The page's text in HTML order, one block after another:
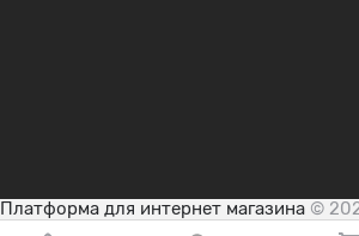
Платформа для интернет магазина ©